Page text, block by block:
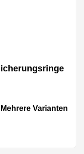
Mehrere Varianten